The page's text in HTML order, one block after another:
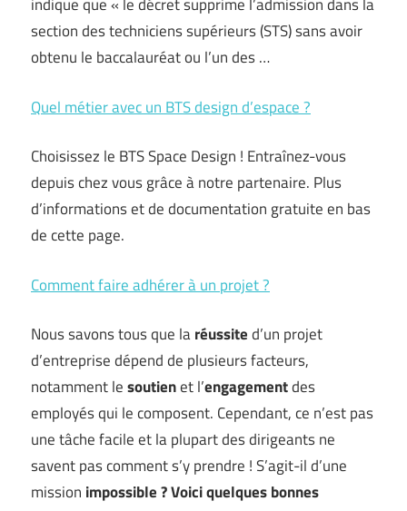
section des techniciens supérieurs (STS) sans avoir
obtenu le baccalauréat ou l’un des …
Quel métier avec un BTS design d’espace ?
Choisissez le BTS Space Design ! Entraînez-vous
depuis chez vous grâce à notre partenaire. Plus
d’informations et de documentation gratuite en bas
de cette page.
Comment faire adhérer à un projet ?
Nous savons tous que laréussited’un projet
d’entreprise dépend de plusieurs facteurs,
notamment lesoutienet l’engagementdes
employés qui le composent. Cependant, ce n’est pas
une tâche facile et la plupart des dirigeants ne
savent pas comment s’y prendre ! S’agit-il d’une
mission impossible? Voici quelques bonnes